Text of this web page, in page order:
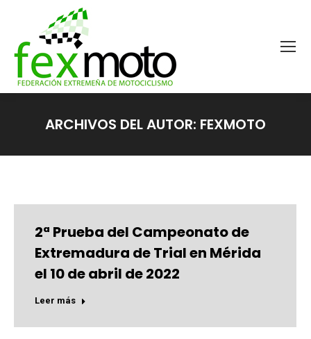
ARCHIVOS DEL AUTOR: FEXMOTO
2ª Prueba del Campeonato de
Extremadura de Trial en Mérida
el 10 de abril de 2022
Leer más